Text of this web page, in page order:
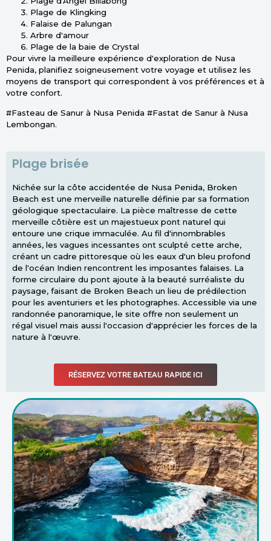
Plage de Klingking
Falaise de Palungan
Arbre d'amour
Plage de la baie de Crystal
Pour vivre la meilleure expérience d'exploration de Nusa
Penida, planifiez soigneusement votre voyage et utilisez les
moyens de transport qui correspondent à vos préférences et à
votre confort.
#Fasteau de Sanur à Nusa Penida #Fastat de Sanur à Nusa
Lembongan.
Plage brisée
Nichée sur la côte accidentée de Nusa Penida, Broken
Beach est une merveille naturelle définie par sa formation
géologique spectaculaire. La pièce maîtresse de cette
merveille côtière est un majestueux pont naturel qui
entoure une crique immaculée. Au fil d'innombrables
années, les vagues incessantes ont sculpté cette arche,
créant un cadre pittoresque où les eaux d'un bleu profond
de l'océan Indien rencontrent les imposantes falaises. La
forme circulaire du pont ajoute à la beauté surréaliste du
paysage, faisant de Broken Beach un lieu de prédilection
pour les aventuriers et les photographes. Accessible via une
randonnée panoramique, le site offre non seulement un
régal visuel mais aussi l'occasion d'apprécier les forces de la
nature à l'œuvre.
RÉSERVEZ VOTRE BATEAU RAPIDE ICI